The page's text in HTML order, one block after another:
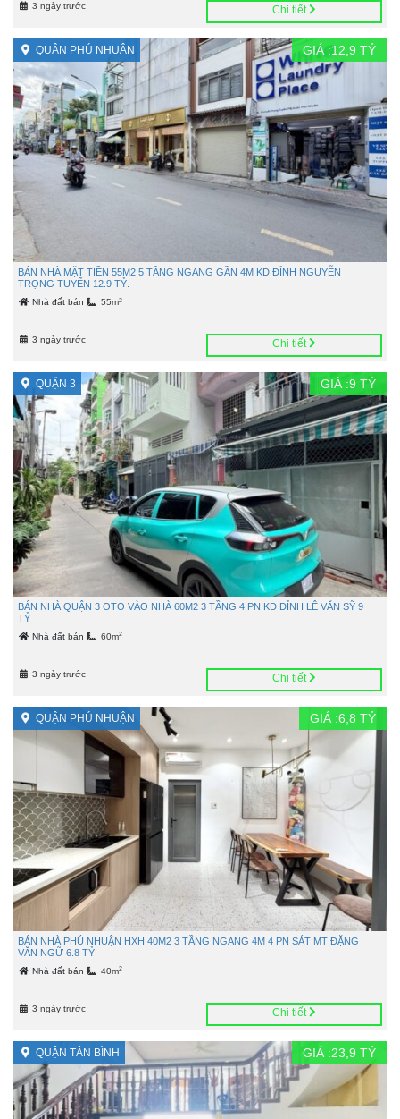
3 ngày trước Chi tiết
QUẬN PHÚ NHUẬN GIÁ :12,9 TỶ
BÁN NHÀ MẶT TIỀN 55M2 5 TẦNG NGANG GẦN 4M KD ĐỈNH NGUYỄN
TRỌNG TUYỂN 12.9 TỶ.
Nhà đất bán 55m2
3 ngày trước Chi tiết
QUẬN 3 GIÁ :9 TỶ
BÁN NHÀ QUẬN 3 OTO VÀO NHÀ 60M2 3 TẦNG 4 PN KD ĐỈNH LÊ VĂN SỸ 9
TỶ
Nhà đất bán 60m2
3 ngày trước Chi tiết
QUẬN PHÚ NHUẬN GIÁ :6,8 TỶ
BÁN NHÀ PHÚ NHUẬN HXH 40M2 3 TẦNG NGANG 4M 4 PN SÁT MT ĐẶNG
VĂN NGỮ 6.8 TỶ.
Nhà đất bán 40m2
3 ngày trước Chi tiết
QUẬN TÂN BÌNH GIÁ :23,9 TỶ